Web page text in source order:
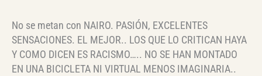
No se metan con NAIRO. PASIÓN, EXCELENTES
SENSACIONES. EL MEJOR.. LOS QUE LO CRITICAN HAYA
Y COMO DICEN ES RACISMO….. NO SE HAN MONTADO
EN UNA BICICLETA NI VIRTUAL MENOS IMAGINARIA..